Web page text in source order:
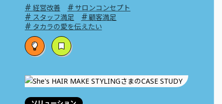
# 経営改善 # サロンコンセプト
# スタッフ満足 # 顧客満足
# タカラの愛を伝えたい